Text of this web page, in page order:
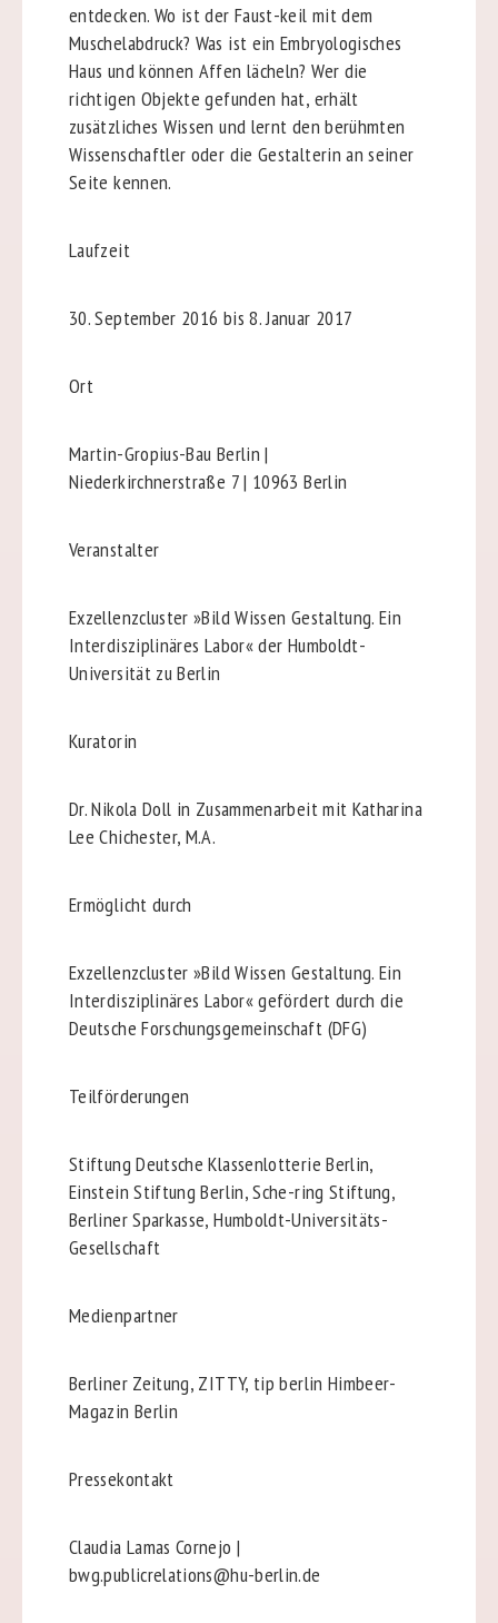
entdecken. Wo ist der Faust-keil mit dem
Muschelabdruck? Was ist ein Embryologisches
Haus und können Affen lächeln? Wer die
richtigen Objekte gefunden hat, erhält
zusätzliches Wissen und lernt den berühmten
Wissenschaftler oder die Gestalterin an seiner
Seite kennen.
Laufzeit
30. September 2016 bis 8. Januar 2017
Ort
Martin-Gropius-Bau Berlin |
Niederkirchnerstraße 7 | 10963 Berlin
Veranstalter
Exzellenzcluster »Bild Wissen Gestaltung. Ein
Interdisziplinäres Labor« der Humboldt-
Universität zu Berlin
Kuratorin
Dr. Nikola Doll in Zusammenarbeit mit Katharina
Lee Chichester, M.A.
Ermöglicht durch
Exzellenzcluster »Bild Wissen Gestaltung. Ein
Interdisziplinäres Labor« gefördert durch die
Deutsche Forschungsgemeinschaft (DFG)
Teilförderungen
Stiftung Deutsche Klassenlotterie Berlin,
Einstein Stiftung Berlin, Sche-ring Stiftung,
Berliner Sparkasse, Humboldt-Universitäts-
Gesellschaft
Medienpartner
Berliner Zeitung, ZITTY, tip berlin Himbeer-
Magazin Berlin
Pressekontakt
Claudia Lamas Cornejo |
bwg.publicrelations@hu-berlin.de